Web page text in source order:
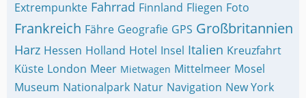
Extrempunkte Fahrrad Finnland Fliegen Foto
Frankreich Fähre Geografie GPS Großbritannien
Harz Hessen Holland Hotel Insel Italien Kreuzfahrt
Küste London Meer Mietwagen Mittelmeer Mosel
Museum Nationalpark Natur Navigation New York